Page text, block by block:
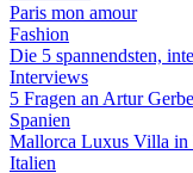
Paris mon amour
Fashion
Die 5 spannendsten,
Interviews
5 Fragen an Artur
Spanien
Mallorca Luxus Villa in
Italien